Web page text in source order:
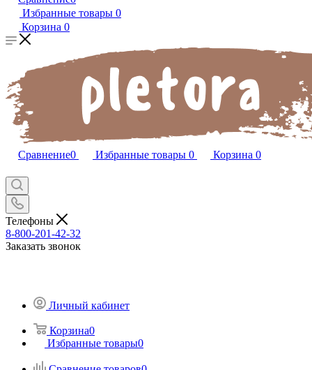
Избранные товары 0
Корзина 0
Сравнение0 Избранные товары 0 Корзина 0
Телефоны
8-800-201-42-32
Заказать звонок
Личный кабинет
Корзина0
Избранные товары0